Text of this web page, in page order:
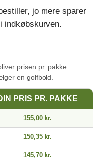
jo mere sparer
indkøbskurven.
prisen pr. pakke.
en golfbold.
PRIS PR. PAKKE
155,00 kr.
150,35 kr.
145,70 kr.